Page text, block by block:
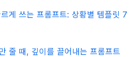
게 쓰는 프롬프트: 상황별 템플릿 7
줄 때, 깊이를 끌어내는 프롬프트